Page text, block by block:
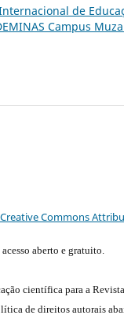
de
Campus
Creative Commons
aberto e gratuito.
científica para a
de direitos autorais